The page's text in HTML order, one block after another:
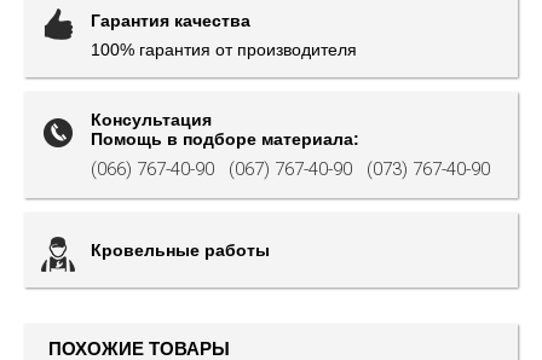
Гарантия качества
100% гарантия от производителя
Консультация
Помощь в подборе материала:
(066) 767-40-90 (067) 767-40-90 (073) 767-40-90
Кровельные работы
ПОХОЖИЕ ТОВАРЫ